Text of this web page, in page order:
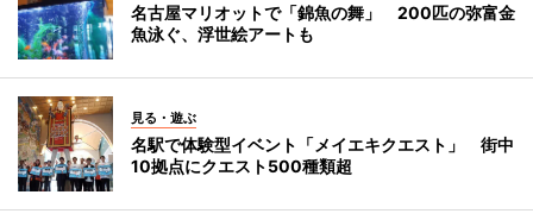
名古屋マリオットで「錦魚の舞」 200匹の弥富金
魚泳ぐ、浮世絵アートも
見る・遊ぶ
名駅で体験型イベント「メイエキクエスト」 街中
10拠点にクエスト500種類超